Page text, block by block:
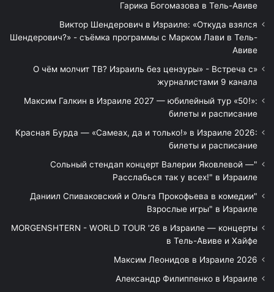
Гарика Богомазова в Тель-Авиве
Виктор Шендерович в Израиле: «Откуда взялся
Шендерович?» - съёмка программы с Марком Лави в Тель-
Авиве
«О чём молчит ТВ? Израиль без цензуры» - Встреча с
журналистами 9 канала
Максим Галкин в Израиле 2027 — юбилейный тур «50!»:
билеты и расписание
Красная Бурда — «Самеах, да и только!» в Израиле 2026:
билеты и расписание
"Сольный стендап концерт Валерии Яковлевой —
Расслабься так у всех!" в Израиле
"Даниил Спиваковский и Ольга Прокофьева в комедии
Взрослые игры" в Израиле
MORGENSHTERN - WORLD TOUR '26 в Израиле — концерты
в Тель-Авиве и Хайфе
Максим Леонидов в Израиле 2026
Александр Филиппенко в Израиле